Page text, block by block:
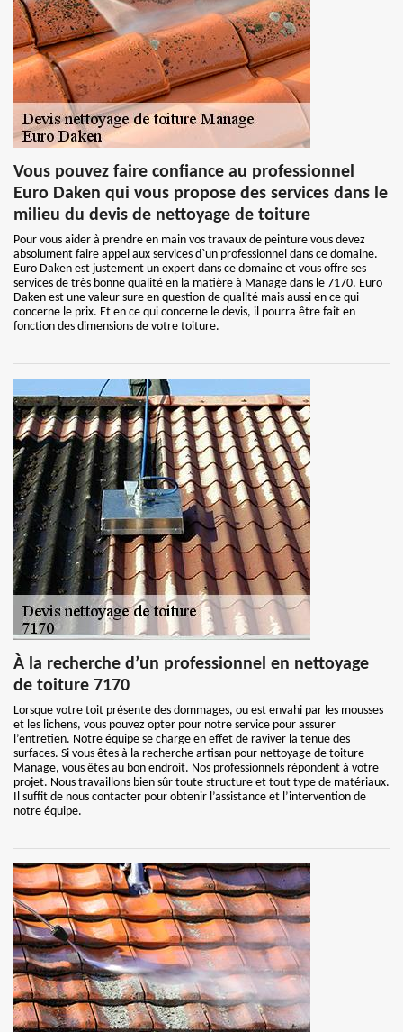
Vous pouvez faire confiance au professionnel
Euro Daken qui vous propose des services dans le
milieu du devis de nettoyage de toiture
Pour vous aider à prendre en main vos travaux de peinture vous devez
absolument faire appel aux services d`un professionnel dans ce domaine.
Euro Daken est justement un expert dans ce domaine et vous offre ses
services de très bonne qualité en la matière à Manage dans le 7170. Euro
Daken est une valeur sure en question de qualité mais aussi en ce qui
concerne le prix. Et en ce qui concerne le devis, il pourra être fait en
fonction des dimensions de votre toiture.
À la recherche d’un professionnel en nettoyage
de toiture 7170
Lorsque votre toit présente des dommages, ou est envahi par les mousses
et les lichens, vous pouvez opter pour notre service pour assurer
l’entretien. Notre équipe se charge en effet de raviver la tenue des
surfaces. Si vous êtes à la recherche artisan pour nettoyage de toiture
Manage, vous êtes au bon endroit. Nos professionnels répondent à votre
projet. Nous travaillons bien sûr toute structure et tout type de matériaux.
Il suffit de nous contacter pour obtenir l’assistance et l’intervention de
notre équipe.